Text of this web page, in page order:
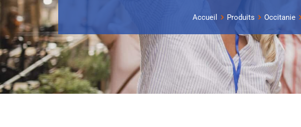
Accueil Produits Occitanie